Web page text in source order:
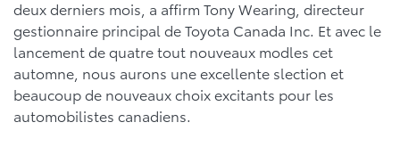
deux derniers mois, a affirm Tony Wearing, directeur
gestionnaire principal de Toyota Canada Inc. Et avec le
lancement de quatre tout nouveaux modles cet
automne, nous aurons une excellente slection et
beaucoup de nouveaux choix excitants pour les
automobilistes canadiens.